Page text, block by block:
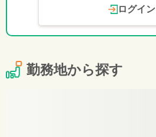
ログイン
勤務地から探す